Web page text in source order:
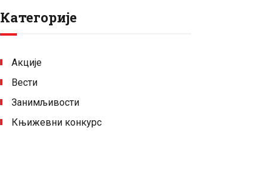
Категорије
Акције
Вести
Занимљивости
Књижевни конкурс